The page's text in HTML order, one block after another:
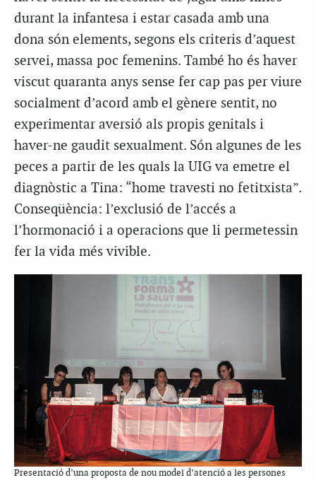
durant la infantesa i estar casada amb una
dona són elements, segons els criteris d’aquest
servei, massa poc femenins. També ho és haver
viscut quaranta anys sense fer cap pas per viure
socialment d’acord amb el gènere sentit, no
experimentar aversió als propis genitals i
haver-ne gaudit sexualment. Són algunes de les
peces a partir de les quals la UIG va emetre el
diagnòstic a Tina: “home travesti no fetitxista”.
Conseqüència: l’exclusió de l’accés a
l’hormonació i a operacions que li permetessin
fer la vida més vivible.
Presentació d’una proposta de nou model d’atenció a les persones